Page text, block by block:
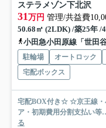
ステラメゾン下北沢
31万円 管理/共益費
50.68㎡ (2LDK) /築25年 /
小田急小田原線「世田
駐輪場 オートロック
宅配ボックス
宅配BOX付き☆ ☆京王線・
ア・初期費用分割支払い
る